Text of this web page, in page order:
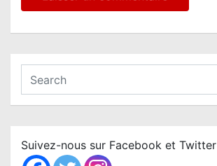
a
c
h
Suivez-nous sur Facebook et Twitter